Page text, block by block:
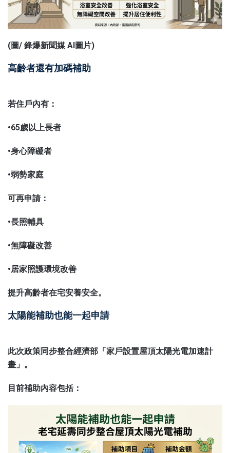
(圖/ 鋒爆新聞媒 AI圖片)
高齡者還有加碼補助
若住戶內有：
•65歲以上長者
•身心障礙者
•弱勢家庭
可再申請：
•長照輔具
•無障礙改善
•居家照護環境改善
提升高齡者在宅安養安全。
太陽能補助也能一起申請
此次政策同步整合經濟部「家戶設置屋頂太陽光電加速計
畫」。
目前補助內容包括：